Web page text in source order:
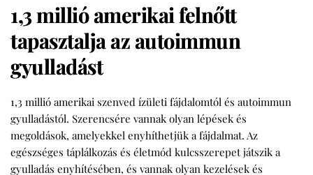
1,3 millió amerikai felnőtt
tapasztalja az autoimmun
gyulladást
1,3 millió amerikai szenved ízületi fájdalomtól és autoimmun
gyulladástól. Szerencsére vannak olyan lépések és
megoldások, amelyekkel enyhíthetjük a fájdalmat. Az
egészséges táplálkozás és életmód kulcsszerepet játszik a
gyulladás enyhítésében, és vannak olyan kezelések és